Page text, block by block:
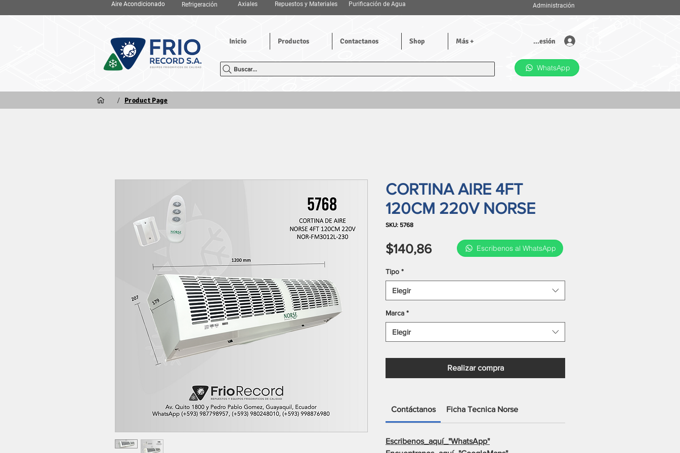
Aire Acondicionado Refrigeración Axiales Repuestos y Materiales Purificación de Agua Administración
Inicio Productos Contactanos Shop Más +
Buscar...
Iniciar sesión
WhatsApp
/ Product Page
CORTINA AIRE 4FT
120CM 220V NORSE
SKU: 5768
$140,86Precio
Tipo *
Elegir
Marca *
Elegir
Realizar compra
Contáctanos Ficha Tecnica Norse
Escribenos_aquí_"WhatsApp"
Escribenos al WhatsApp